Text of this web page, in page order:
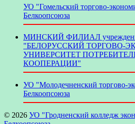
УО "Гомельский торгово-
Белкоопсоюза
МИНСКИЙ ФИЛИАЛ
"БЕЛОРУССКИЙ ТОРГОВО-
УНИВЕРСИТЕТ
КООПЕРАЦИИ"
УО "Молодечненский торгово-
Белкоопсоюза
© 2026 УО "Гродненский колледж